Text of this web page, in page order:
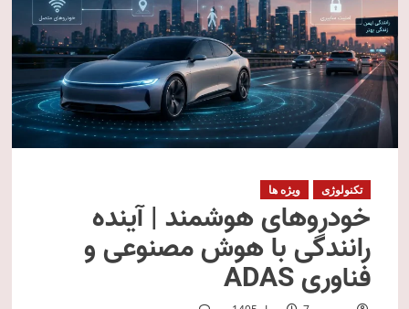
تکنولوژی ویژه ها
خودروهای هوشمند | آینده
رانندگی با هوش مصنوعی و
فناوری ADAS